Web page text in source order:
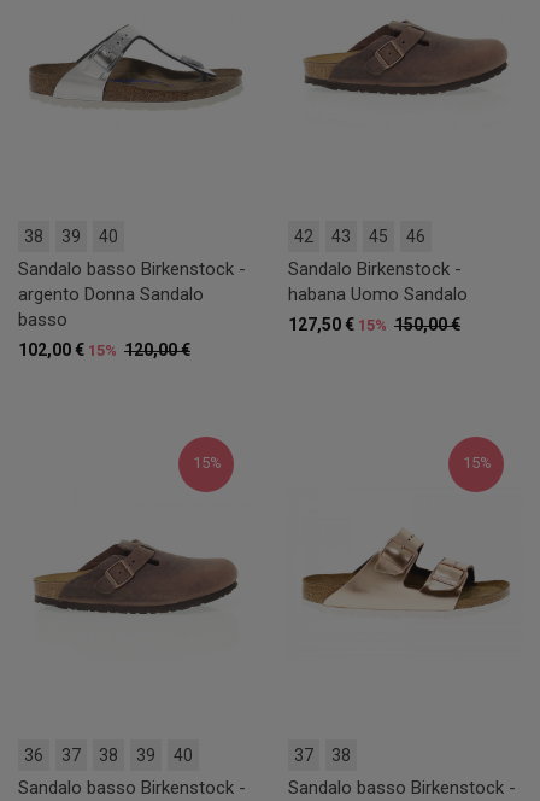
38 39 40
Sandalo basso Birkenstock -
argento Donna Sandalo
basso
120,00 €
102,00 € 15%
42 43 45 46
Sandalo Birkenstock -
habana Uomo Sandalo
150,00 €
127,50 € 15%
15%
36 37 38 39 40
Sandalo basso Birkenstock -
15%
37 38
Sandalo basso Birkenstock -